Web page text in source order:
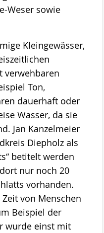
Naturschutz
Naturschutz
Weser sowie
Kleingewässer,
verwehbaren
Ton,
dauerhaft oder
Wasser, da sie
Jan Kanzelmeier
Diepholz als
betitelt werden
nur noch 20
vorhanden.
von Menschen
Beispiel der
wurde einst mit